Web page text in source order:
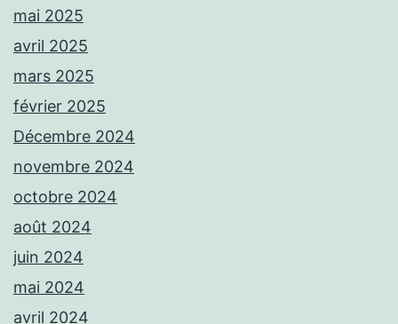
mai 2025
avril 2025
mars 2025
février 2025
Décembre 2024
novembre 2024
octobre 2024
août 2024
juin 2024
mai 2024
avril 2024